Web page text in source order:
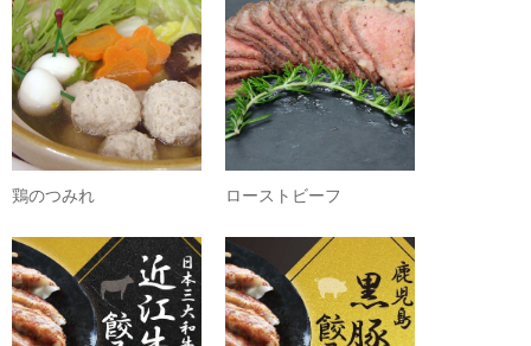
鶏のつみれ ローストビーフ